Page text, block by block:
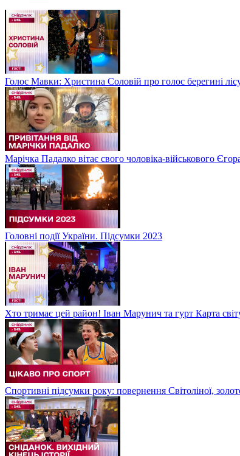
Голос Мавки: Христина Соловій про голос берегині
Марічка Падалко вітає свого чоловіка-військового
Головні події України. Підсумки 2023
Хто тримає цей район! Іван Марунич та гурт Карта
Спортивні підсумки року: повернення Світоліної,